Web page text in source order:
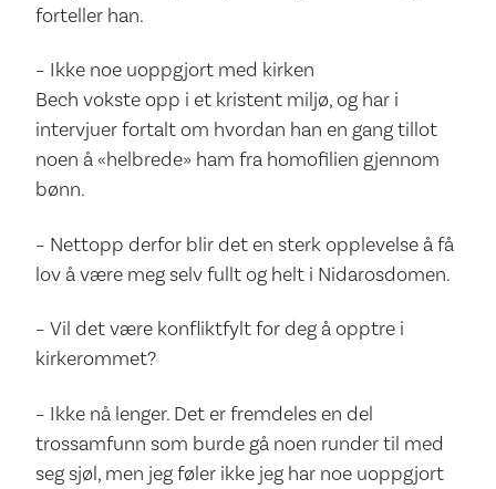
forteller han.
– Ikke noe uoppgjort med kirken
Bech vokste opp i et kristent miljø, og har i
intervjuer fortalt om hvordan han en gang tillot
noen å «helbrede» ham fra homofilien gjennom
bønn.
– Nettopp derfor blir det en sterk opplevelse å få
lov å være meg selv fullt og helt i Nidarosdomen.
– Vil det være konfliktfylt for deg å opptre i
kirkerommet?
– Ikke nå lenger. Det er fremdeles en del
trossamfunn som burde gå noen runder til med
seg sjøl, men jeg føler ikke jeg har noe uoppgjort